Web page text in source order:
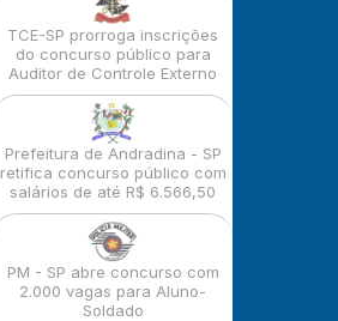
TCE-SP prorroga inscrições
do concurso público para
Auditor de Controle Externo
Prefeitura de Andradina - SP
retifica concurso público com
salários de até R$ 6.566,50
PM - SP abre concurso com
2.000 vagas para Aluno-
Soldado